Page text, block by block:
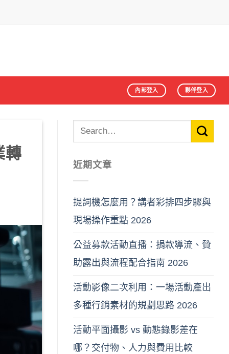
內部登入 夥伴登入
轉
近期文章
提詞機怎麼用？講者彩排四步驟與
現場操作重點 2026
公益募款活動直播：捐款導流、贊
助露出與流程配合指南 2026
活動影像二次利用：一場活動產出
多種行銷素材的規劃思路 2026
活動平面攝影 vs 動態錄影差在
哪？交付物、人力與費用比較